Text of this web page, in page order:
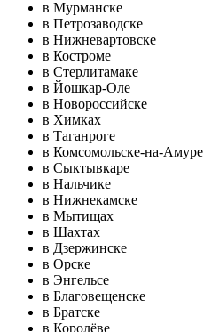
в Мурманске
в Петрозаводске
в Нижневартовске
в Костроме
в Стерлитамаке
в Йошкар-Оле
в Новороссийске
в Химках
в Таганроге
в Комсомольске-на-Амуре
в Сыктывкаре
в Нальчике
в Нижнекамске
в Мытищах
в Шахтах
в Дзержинске
в Орске
в Энгельсе
в Благовещенске
в Братске
в Королёве